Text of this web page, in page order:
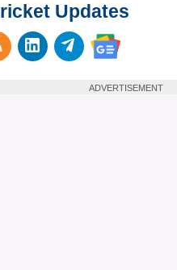
Updates
X (Twitter)
Subscribe to our RSS
Follow us on
Follow us on
Follow us
ADVERTISEMENT